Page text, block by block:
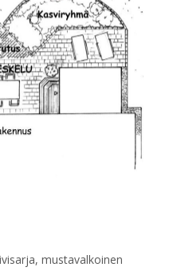
mustavalkoinen